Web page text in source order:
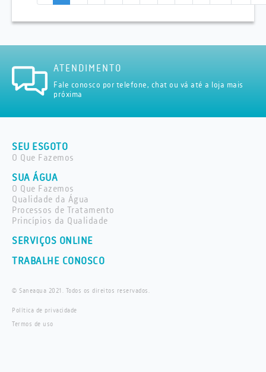
ATENDIMENTO
Fale conosco por telefone, chat ou vá até a loja mais
próxima
SEU ESGOTO
O Que Fazemos
SUA ÁGUA
O Que Fazemos
Qualidade da Água
Processos de Tratamento
Princípios da Qualidade
SERVIÇOS ONLINE
TRABALHE CONOSCO
© Saneaqua 2021. Todos os direitos reservados.
Política de privacidade
Termos de uso